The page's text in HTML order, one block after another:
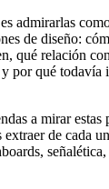
admirarlas
de diseño:
qué relación
por qué todavía
a mirar estas
extraer de cada